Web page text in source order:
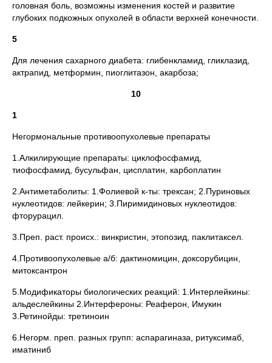
головная боль, возможны изменения костей и развитие
глубоких подкожных опухолей в области верхней конечности.
5
Для лечения сахарного диабета: глибенкламид, гликлазид,
актрапид, метформин, пиоглитазон, акарбоза;
10
1
Негормональные противоопухолевые препараты
1.Алкилирующие препараты: циклофосфамид,
тиофосфамид, бусульфан, цисплатин, карбоплатин
2.Антиметаболиты: 1.Фолиевой к-ты: трексан; 2.Пуриновых
нуклеотидов: лейкерин; 3.Пиримидиновых нуклеотидов:
фторурацил.
3.Преп. раст. происх.: винкристин, этопозид, паклитаксел.
4.Противоопухолевые а/б: дактиномицин, доксорубицин,
митоксантрон
5.Модификаторы биологических реакций: 1.Интерлейкины:
альдеслейкины 2.Интерфероны: Реаферон, Имукин
3.Ретинойды: третиноин
6.Негорм. преп. разных групп: аспарагиназа, ритуксимаб,
иматиниб